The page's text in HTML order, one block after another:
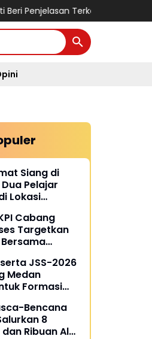
Terkait Penanganan 53 Ton
Siang di
Pelajar
Lokasi
Cabang
Targetkan
Bersama
JSS-2026
Medan
Formasi
Bencana
8
Ribuan Alat